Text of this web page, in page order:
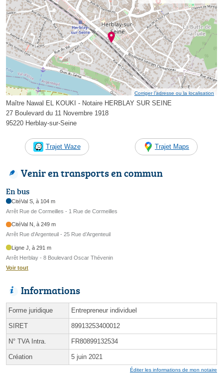
Corriger l’adresse ou la localisation
Maître Nawal EL KOUKI - Notaire HERBLAY SUR SEINE
27 Boulevard du 11 Novembre 1918
95220 Herblay-sur-Seine
Trajet Waze Trajet Maps
Venir en transports en commun
En bus
CitéVal S, à 104 m
Arrêt Rue de Cormeilles - 1 Rue de Cormeilles
CitéVal N, à 249 m
Arrêt Rue d'Argenteuil - 25 Rue d’Argenteuil
Ligne J, à 291 m
Arrêt Herblay - 8 Boulevard Oscar Thévenin
Voir tout
Informations
Forme juridique Entrepreneur individuel
SIRET 89913253400012
N° TVA Intra. FR80899132534
Création 5 juin 2021
Éditer les informations de mon notaire